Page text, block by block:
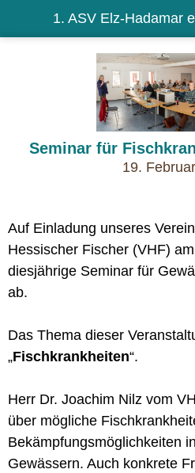
1. ASV Elz-Hadamar
Seminar für
19.
Auf Einladung unseres
Hessischer Fischer (VHF)
diesjährige Seminar für
ab.
Das Thema dieser
„Fischkrankheiten“.
Herr Dr. Joachim Nilz vom
über mögliche
Bekämpfungsmöglichkeiten
Gewässern. Auch konkrete